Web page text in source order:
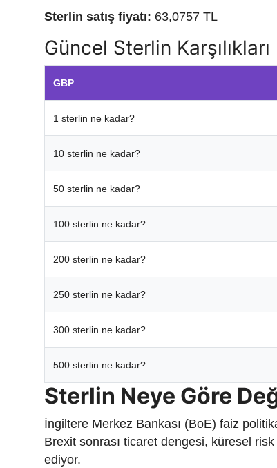
Sterlin satış fiyatı: 63,0757 TL
Güncel Sterlin
GBP
1 sterlin ne kadar?
10 sterlin ne kadar?
50 sterlin ne kadar?
100 sterlin ne kadar?
200 sterlin ne kadar?
250 sterlin ne kadar?
300 sterlin ne kadar?
500 sterlin ne kadar?
Sterlin Neye Göre
İngiltere Merkez Bankası (BoE) faiz
Brexit sonrası ticaret dengesi, küresel
ediyor.